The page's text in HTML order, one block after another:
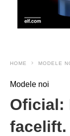
HOME MODELE
Modele noi
Oficial:
facelift.